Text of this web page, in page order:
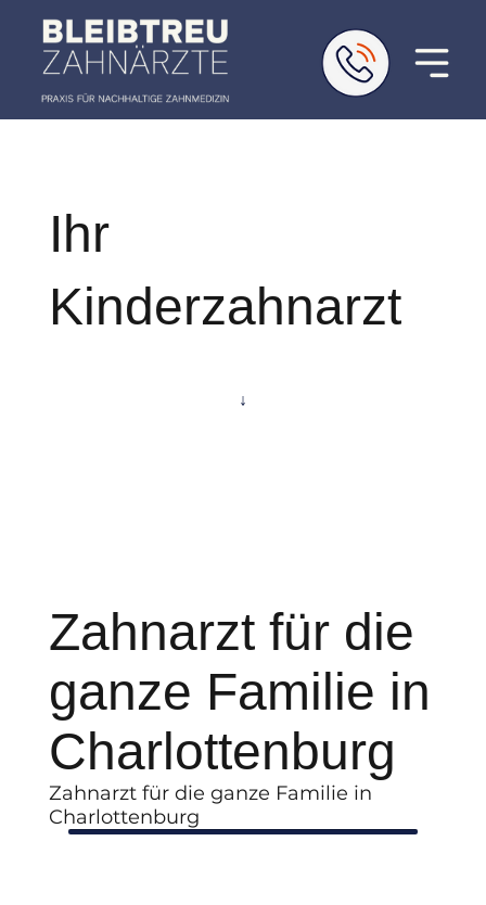
Ihr
Kinderzahnarzt
↓
Zahnarzt für die
ganze Familie in
Charlottenburg
Zahnarzt für die ganze Familie in
Charlottenburg